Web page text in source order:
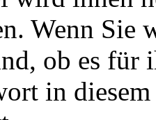
Wenn Sie
ob es für
in